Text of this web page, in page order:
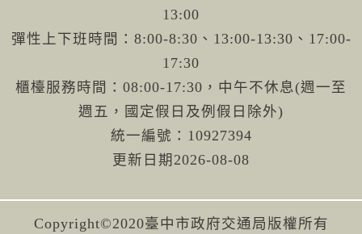
13:00
彈性上下班時間：8:00-8:30、13:00-13:30、17:00-
17:30
櫃檯服務時間：08:00-17:30，中午不休息(週一至
週五，國定假日及例假日除外)
統一編號：10927394
更新日期 2026-08-08
Copyright©2020臺中市政府交通局版權所有